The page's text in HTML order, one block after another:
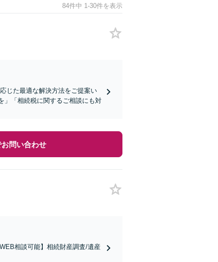
84件中 1-30件を表示
じた最適な解決方法をご提案い
」「相続税に関するご相談にも対
お問い合わせ
相談可能】相続財産調査/遺産